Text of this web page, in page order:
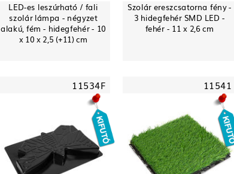
LED-es leszúrható / fali
szolár lámpa - négyzet
alakú, fém - hidegfehér - 10
x 10 x 2,5 (+11) cm
Szolár ereszcsatorna fény -
3 hidegfehér SMD LED -
fehér - 11 x 2,6 cm
11534F 11541